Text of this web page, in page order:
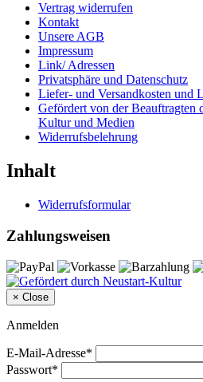
Vertrag widerrufen
Kontakt
Unsere AGB
Impressum
Link/ Adressen
Privatsphäre und Datenschutz
Liefer- und Versandkosten und
Gefördert von der Beauftragten
Kultur und Medien
Widerrufsbelehrung
Inhalt
Widerrufsformular
Zahlungsweisen
× Close
Anmelden
E-Mail-Adresse*
Passwort*